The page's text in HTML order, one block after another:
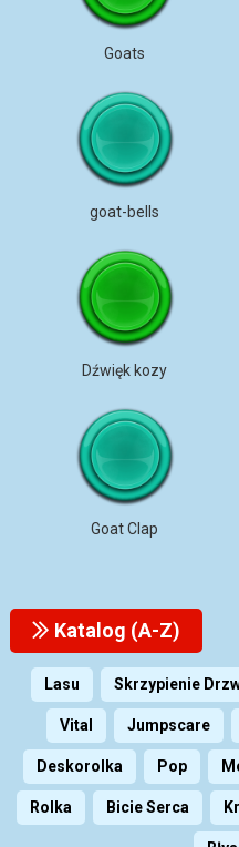
Goats
goat-bells
Dźwięk kozy
Goat Clap
Katalog (A-Z)
Lasu Skrzypienie
Vital Jumpscare
Deskorolka Pop
Rolka Bicie Serca